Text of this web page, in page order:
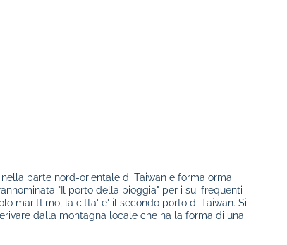
parte nord-orientale di Taiwan e forma ormai
"Il porto della pioggia" per i sui frequenti
marittimo, la citta' e' il secondo porto di Taiwan. Si
dalla montagna locale che ha la forma di una